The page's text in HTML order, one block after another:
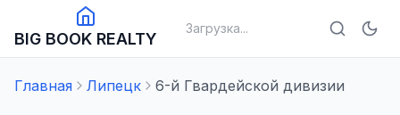
BIG BOOK REALTY
Загрузка...
Главная Липецк 6-й Гвардейской дивизии